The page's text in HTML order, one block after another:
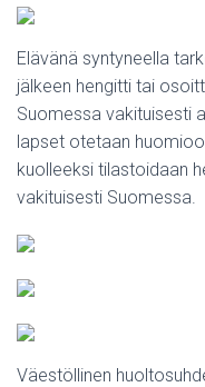
Elävänä syntyneella
jälkeen hengitti tai
Suomessa vakituisesti
lapset otetaan
kuolleeksi tilastoidaan
vakituisesti Suomessa.
Väestöllinen